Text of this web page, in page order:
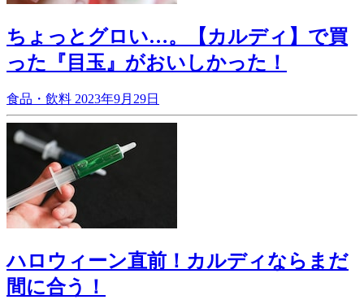
ちょっとグロい…。【カルディ】で買
った『目玉』がおいしかった！
食品・飲料 2023年9月29日
ハロウィーン直前！カルディならまだ
間に合う！